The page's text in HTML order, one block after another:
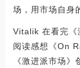
场，用市场自身
Vitalik 在看完《
阅读感想《On
《激进派市场